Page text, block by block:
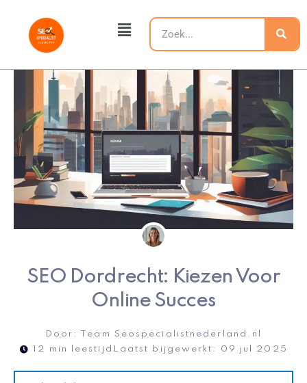
Main
Menu
Zoeken
SEO Dordrecht: Kiezen Voor
Online Succes
Door:
Team Seospecialistnederland.nl
12 min leestijd Laatst bijgewerkt: 09 jul 2025